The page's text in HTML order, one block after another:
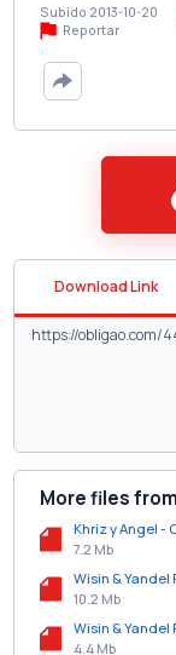
Subido 2013-10-20
Reportar
Download Link
More files
Khriz y Angel -
7.2 Mb
Wisin & Yandel
10.2 Mb
Wisin & Yandel
4.4 Mb